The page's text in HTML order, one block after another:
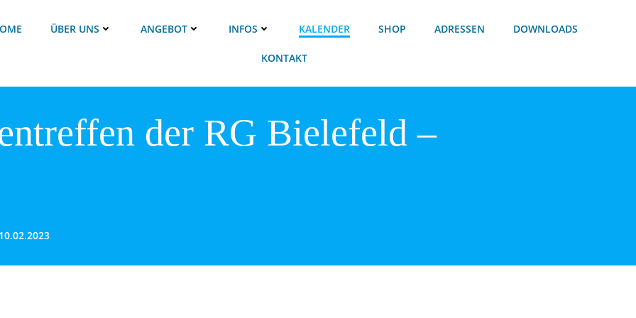
ÜBER UNS ANGEBOT INFOS KALENDER SHOP ADRESSEN DOWNLOADS
KONTAKT
der RG Bielefeld –